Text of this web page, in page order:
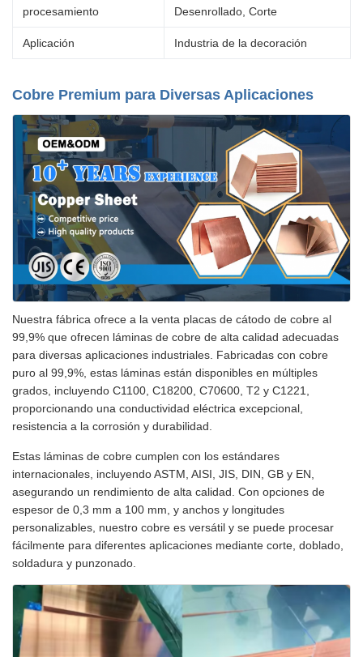
procesamiento
Desenrollado, Corte
Aplicación Industria de la decoración
Cobre Premium para Diversas Aplicaciones
Nuestra fábrica ofrece a la venta placas de cátodo de cobre al
99,9% que ofrecen láminas de cobre de alta calidad adecuadas
para diversas aplicaciones industriales. Fabricadas con cobre
puro al 99,9%, estas láminas están disponibles en múltiples
grados, incluyendo C1100, C18200, C70600, T2 y C1221,
proporcionando una conductividad eléctrica excepcional,
resistencia a la corrosión y durabilidad.
Estas láminas de cobre cumplen con los estándares
internacionales, incluyendo ASTM, AISI, JIS, DIN, GB y EN,
asegurando un rendimiento de alta calidad. Con opciones de
espesor de 0,3 mm a 100 mm, y anchos y longitudes
personalizables, nuestro cobre es versátil y se puede procesar
fácilmente para diferentes aplicaciones mediante corte, doblado,
soldadura y punzonado.